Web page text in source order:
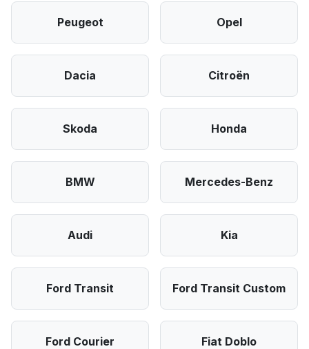
Peugeot Opel
Dacia Citroën
Skoda Honda
BMW Mercedes-Benz
Audi Kia
Ford Transit Ford Transit Custom
Ford Courier Fiat Doblo